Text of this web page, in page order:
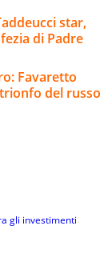
star,
di Padre
Favaretto
del russo
gli investimenti